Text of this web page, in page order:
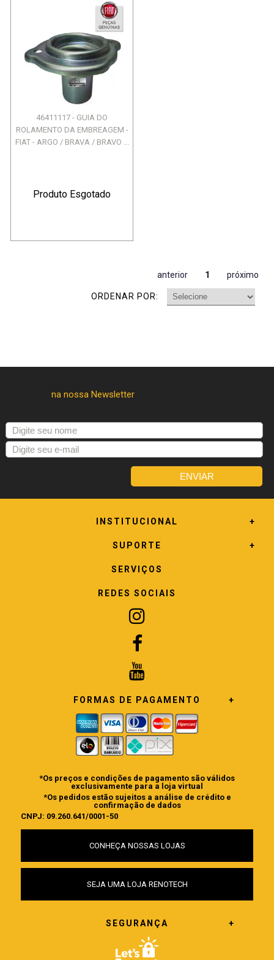
46411117 - GUIA DO
ROLAMENTO DA EMBREAGEM -
FIAT - ARGO / BRAVA / BRAVO ...
Produto Esgotado
anterior 1 próximo
ORDENAR POR:
INSTITUCIONAL
SUPORTE
SERVIÇOS
REDES SOCIAIS
FORMAS DE PAGAMENTO
*Os preços e condições de pagamento são válidos
exclusivamente para a loja virtual
*Os pedidos estão sujeitos a análise de crédito e
confirmação de dados
CNPJ: 09.260.641/0001-50
CONHEÇA NOSSAS LOJAS
SEJA UMA LOJA RENOTECH
SEGURANÇA